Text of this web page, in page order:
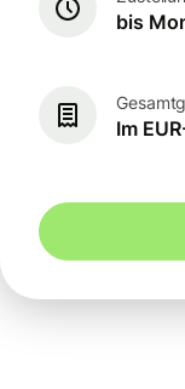
bis
Im